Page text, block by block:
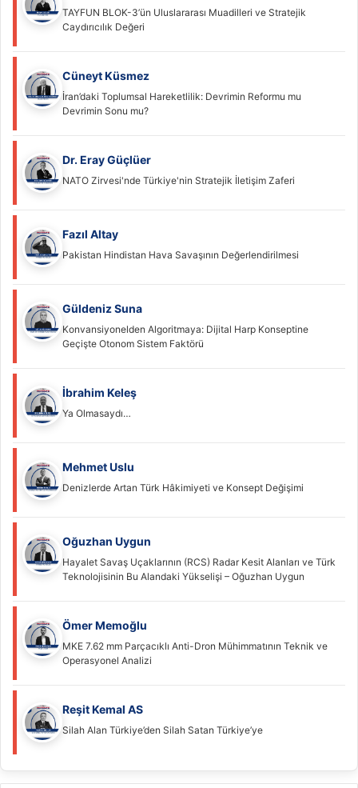
TAYFUN BLOK-3’ün Uluslararası Muadilleri ve Stratejik
Caydırıcılık Değeri
Cüneyt Küsmez
İran’daki Toplumsal Hareketlilik: Devrimin Reformu mu
Devrimin Sonu mu?
Dr. Eray Güçlüer
NATO Zirvesi'nde Türkiye'nin Stratejik İletişim Zaferi
Fazıl Altay
Pakistan Hindistan Hava Savaşının Değerlendirilmesi
Güldeniz Suna
Konvansiyonelden Algoritmaya: Dijital Harp Konseptine
Geçişte Otonom Sistem Faktörü
İbrahim Keleş
Ya Olmasaydı…
Mehmet Uslu
Denizlerde Artan Türk Hâkimiyeti ve Konsept Değişimi
Oğuzhan Uygun
Hayalet Savaş Uçaklarının (RCS) Radar Kesit Alanları ve Türk
Teknolojisinin Bu Alandaki Yükselişi – Oğuzhan Uygun
Ömer Memoğlu
MKE 7.62 mm Parçacıklı Anti-Dron Mühimmatının Teknik ve
Operasyonel Analizi
Reşit Kemal AS
Silah Alan Türkiye’den Silah Satan Türkiye’ye